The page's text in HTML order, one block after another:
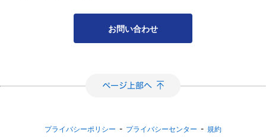
お問い合わせ
プライバシーポリシー - プライバシーセンター - 規約